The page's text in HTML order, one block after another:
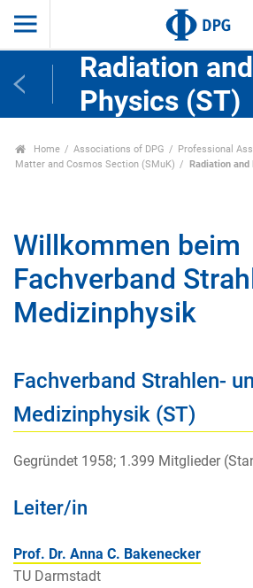
Radiation
Physics (ST)
Home Associations of DPG
Professional
Matter and Cosmos Section (SMuK)
Radiation
Willkommen beim
Fachverband
Medizinphysik
Fachverband Strahlen-
Medizinphysik (ST)
Gegründet 1958; 1.399 Mitglieder
Leiter/in
Prof. Dr. Anna C. Bakenecker
TU Darmstadt